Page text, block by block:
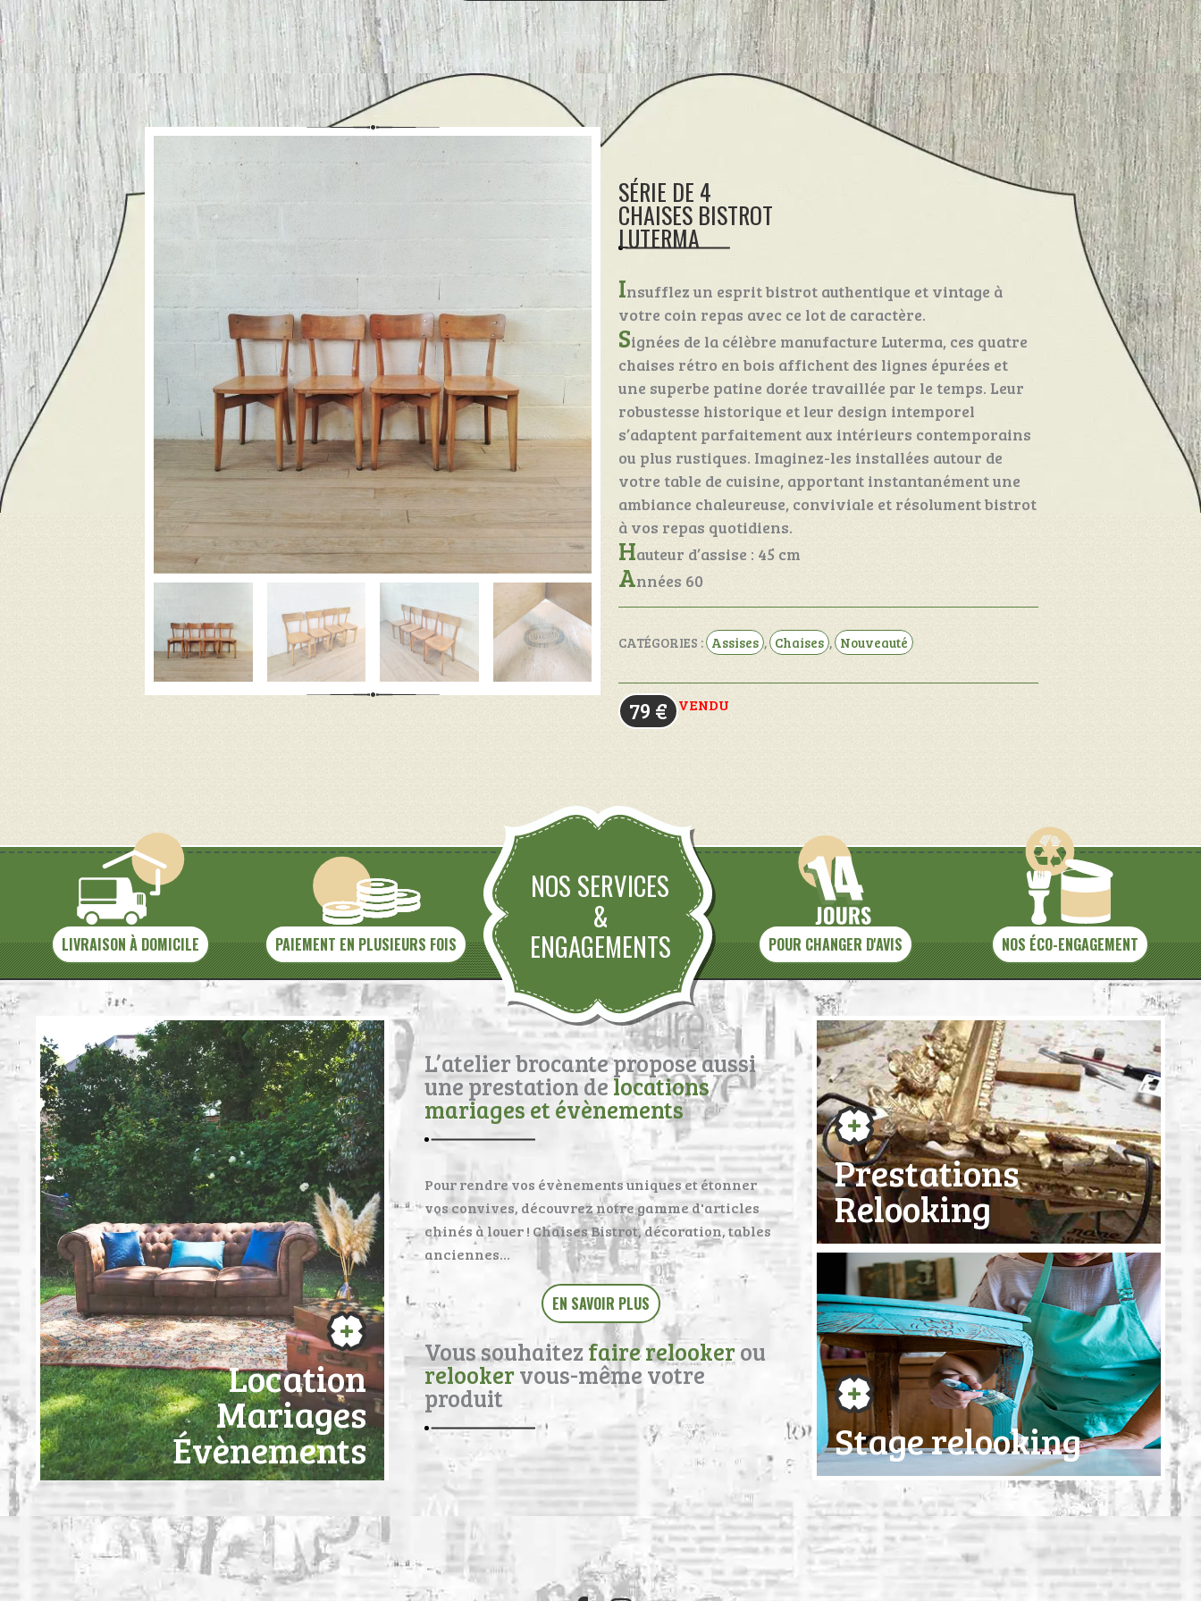
Insufflez un esprit bistrot authentique et vintage à
votre coin repas avec ce lot de caractère.
Signées de la célèbre manufacture Luterma, ces quatre
chaises rétro en bois affichent des lignes épurées et
une superbe patine dorée travaillée par le temps. Leur
robustesse historique et leur design intemporel
s’adaptent parfaitement aux intérieurs contemporains
ou plus rustiques. Imaginez-les installées autour de
votre table de cuisine, apportant instantanément une
ambiance chaleureuse, conviviale et résolument bistrot
à vos repas quotidiens.
Hauteur d’assise : 45 cm
Années 60
SÉRIE DE 4
CHAISES BISTROT
LUTERMA
CATÉGORIES : Assises , Chaises , Nouveauté
79 € VENDU
LIVRAISON À DOMICILE PAIEMENT EN PLUSIEURS FOIS
NOS SERVICES
&
ENGAGEMENTS
POUR CHANGER D'AVIS NOS ÉCO-ENGAGEMENT
Location
Mariages
Évènements
L’atelier brocante propose aussi
une prestation delocations
mariages et évènements
Pour rendre vos évènements uniques et étonner
vos convives, découvrez notre gamme d'articles
chinés à louer ! Chaises Bistrot, décoration, tables
anciennes…
EN SAVOIR PLUS
Vous souhaitez faire relookerou
relookervous-même votre
produit
Prestations
Relooking
Stage relooking